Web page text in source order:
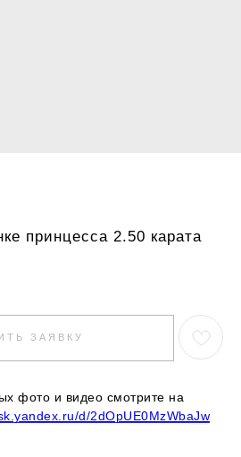
принцесса 2.50 карата
ЗАЯВКУ
фото и видео смотрите на
d/2dOpUE0MzWbaJw